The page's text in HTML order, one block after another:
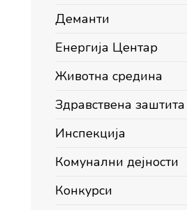
Деманти
Енергија Центар
Животна средина
Здравствена заштита
Инспекција
Комунални дејности
Конкурси